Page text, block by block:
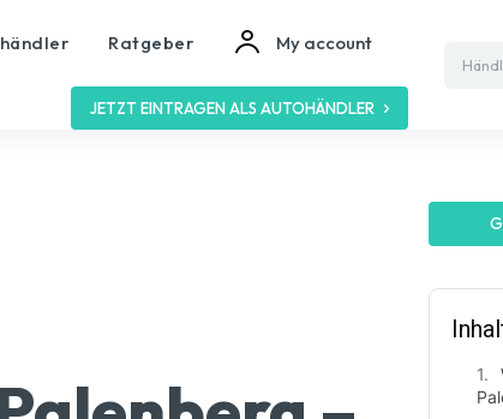
Ratgeber My account
JETZT EINTRAGEN ALS AUTOHÄNDLER